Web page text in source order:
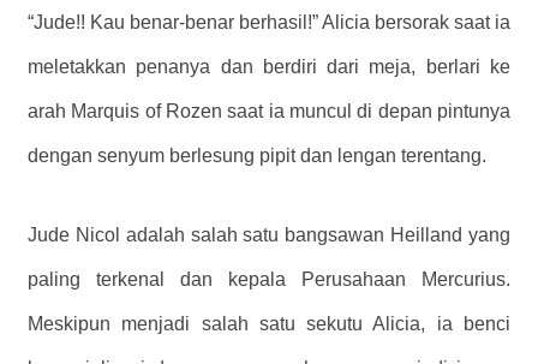
“Jude!! Kau benar-benar berhasil!” Alicia bersorak saat ia
meletakkan penanya dan berdiri dari meja, berlari ke
arah Marquis of Rozen saat ia muncul di depan pintunya
dengan senyum berlesung pipit dan lengan terentang.
Jude Nicol adalah salah satu bangsawan Heilland yang
paling terkenal dan kepala Perusahaan Mercurius.
Meskipun menjadi salah satu sekutu Alicia, ia benci